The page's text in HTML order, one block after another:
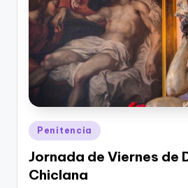
Publicado
en
Penitencia
Jornada de Viernes de
Chiclana